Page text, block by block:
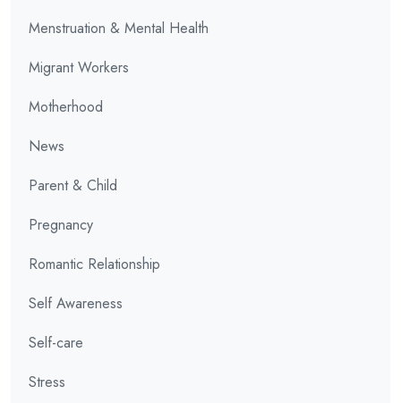
Menstruation & Mental Health
Migrant Workers
Motherhood
News
Parent & Child
Pregnancy
Romantic Relationship
Self Awareness
Self-care
Stress